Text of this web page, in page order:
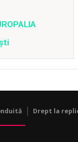
Drept la